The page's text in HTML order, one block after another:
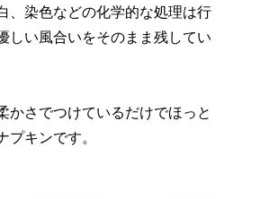
、染色などの化学的な処理は行
しい風合いをそのまま残してい
かさでつけているだけでほっと
プキンです。